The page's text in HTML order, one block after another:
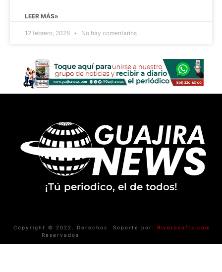
LEER MÁS»
12 febrero, 2026 No hay comentarios
¡Tú periodico, el de todos!
Copyright © 2022. Derechos
Reservados
Soporte por: Riverasofts.com